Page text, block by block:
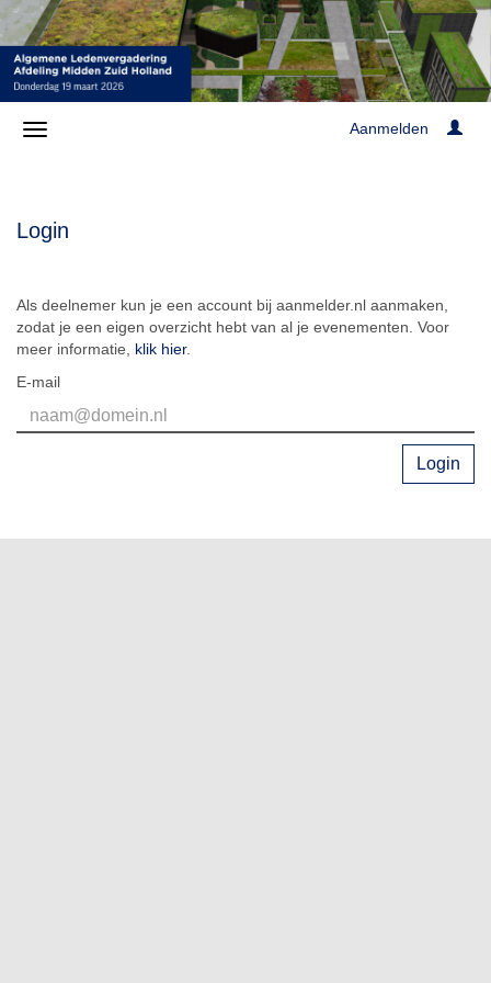
Aanmelden
Login
Als deelnemer kun je een account bij aanmelder.nl aanmaken,
zodat je een eigen overzicht hebt van al je evenementen. Voor
meer informatie, klik hier.
E-mail
Login